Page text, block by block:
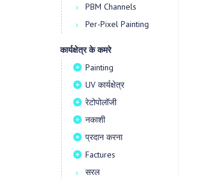
PBM Channels
Per-Pixel Painting
कार्यक्षेत्र के कमरे
Painting
UV कार्यक्षेत्र
रेटोपोलॉजी
नकाशी
प्रदान करना
Factures
सरल